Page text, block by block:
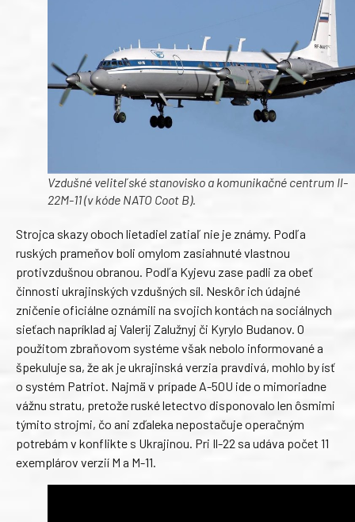
Vzdušné veliteľské stanovisko a komunikačné centrum Il-
22M-11 (v kóde NATO Coot B).
Strojca skazy oboch lietadiel zatiaľ nie je známy. Podľa
ruských prameňov boli omylom zasiahnuté vlastnou
protivzdušnou obranou. Podľa Kyjevu zase padli za obeť
činnosti ukrajinských vzdušných síl. Neskôr ich údajné
zničenie oficiálne oznámili na svojich kontách na sociálnych
sieťach napríklad aj Valerij Zalužnyj či Kyrylo Budanov. O
použitom zbraňovom systéme však nebolo informované a
špekuluje sa, že ak je ukrajinská verzia pravdivá, mohlo by ísť
o systém Patriot. Najmä v prípade A-50U ide o mimoriadne
vážnu stratu, pretože ruské letectvo disponovalo len ôsmimi
týmito strojmi, čo ani zďaleka nepostačuje operačným
potrebám v konflikte s Ukrajinou. Pri Il-22 sa udáva počet 11
exemplárov verzií M a M-11.